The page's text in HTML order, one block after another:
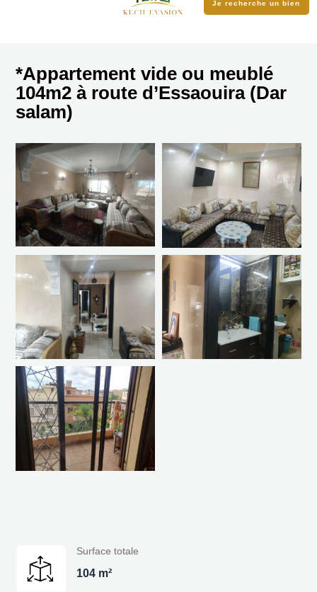
Je recherche un bien
*Appartement vide ou meublé
104m2 à route d’Essaouira (Dar
salam)
Surface totale
104 m²